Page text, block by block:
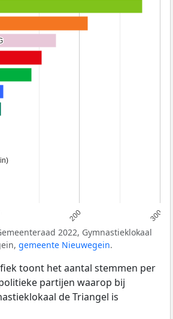
200 300
2022, Gymnastieklokaal
gemeente Nieuwegein.
toont het aantal stemmen per
partijen waarop bij
de Triangel is